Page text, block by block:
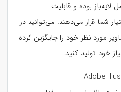
لایه‌باز بوده و قابلیت
شما قرار می‌دهند. می‌توانید در
مورد نظر خود را جایگزین کرده
خود تولید کنید.